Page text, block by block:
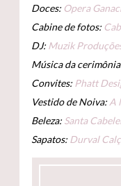
Doces: Opera
Cabine de fotos:
DJ: Muzik
Música da
Convites: Phatt
Vestido de Noiva: A
Beleza: Santa
Sapatos: Durval